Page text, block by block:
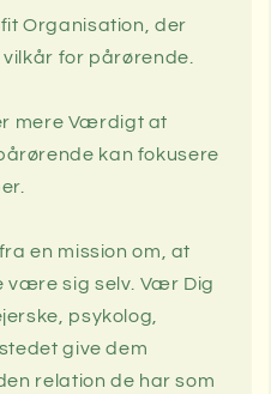
Organisation, der
for pårørende.
mere Værdigt at
kan fokusere
en mission om, at
være sig selv. Vær Dig
psykolog,
give dem
relation de har som